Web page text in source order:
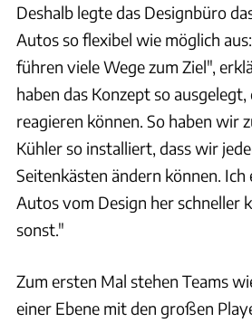
Deshalb legte das Designbüro
Autos so flexibel wie möglich
führen viele Wege zum Ziel",
haben das Konzept so
reagieren können. So haben wir
Kühler so installiert, dass wir
Seitenkästen ändern können.
Autos vom Design her schneller
sonst."
Zum ersten Mal stehen Teams
einer Ebene mit den großen